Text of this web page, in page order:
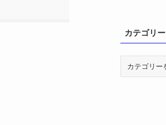
カテゴリー